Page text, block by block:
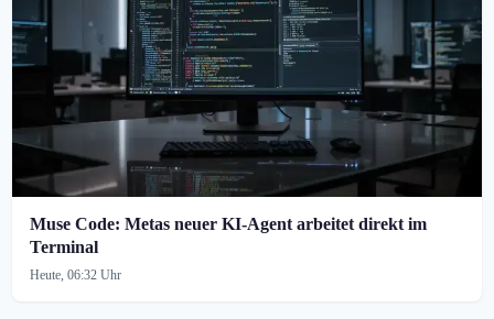
Muse Code: Metas neuer KI-Agent arbeitet direkt im
Terminal
Heute, 06:32 Uhr